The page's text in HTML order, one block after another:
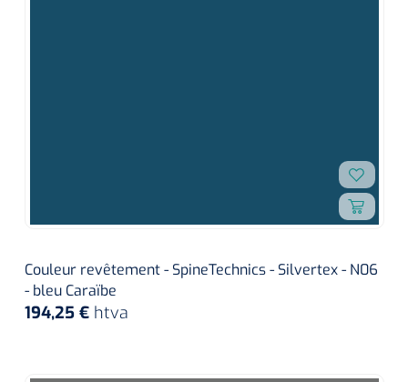
Agraffes de fixation
Bassin renal
Nettoyeurs de plaies
Couleur revêtement - SpineTechnics - Silvertex - N06
- bleu Caraïbe
194,25 € htva